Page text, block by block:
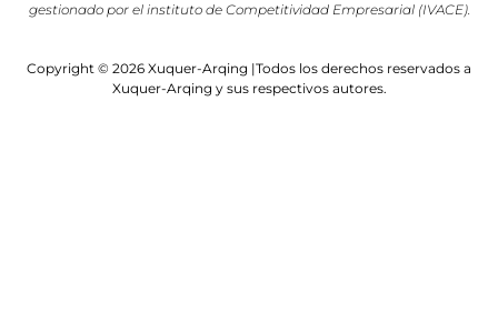
gestionado por el instituto de Competitividad Empresarial (IVACE).
Copyright © 2026 Xuquer-Arqing |Todos los derechos reservados a
Xuquer-Arqing y sus respectivos autores.